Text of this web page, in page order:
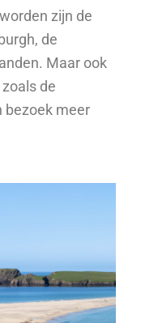
zijn de
de
Maar ook
de
bezoek meer